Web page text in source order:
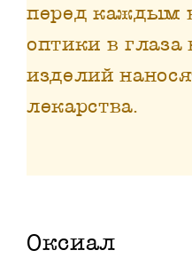
перед каждым
оптики в глаза
изделий
лекарства.
Оксиал